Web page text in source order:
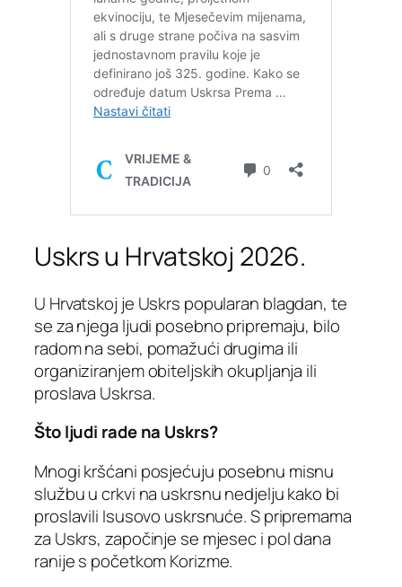
Uskrs u Hrvatskoj 2026.
U Hrvatskoj je Uskrs popularan blagdan, te
se za njega ljudi posebno pripremaju, bilo
radom na sebi, pomažući drugima ili
organiziranjem obiteljskih okupljanja ili
proslava Uskrsa.
Što ljudi rade na Uskrs?
Mnogi kršćani posjećuju posebnu misnu
službu u crkvi na uskrsnu nedjelju kako bi
proslavili Isusovo uskrsnuće. S pripremama
za Uskrs, započinje se mjesec i pol dana
ranije s početkom Korizme.